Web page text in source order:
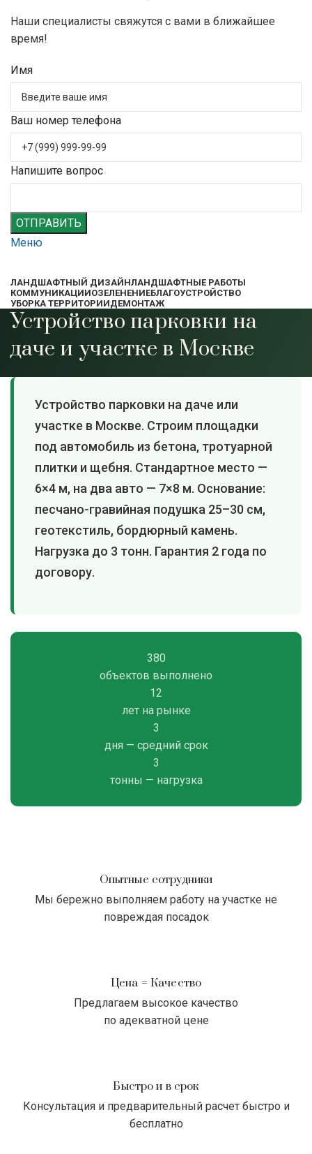
Наши специалисты свяжутся с вами в ближайшее
время!
Имя
Ваш номер телефона
Напишите вопрос
ОТПРАВИТЬ
Меню
ЛАНДШАФТНЫЙ ДИЗАЙНЛАНДШАФТНЫЕ РАБОТЫ
КОММУНИКАЦИИОЗЕЛЕНЕНИЕБЛАГОУСТРОЙСТВО
УБОРКА ТЕРРИТОРИИДЕМОНТАЖ
Устройство парковки на
даче и участке в Москве
Устройство парковки на даче или
участке в Москве. Строим площадки
под автомобиль из бетона, тротуарной
плитки и щебня. Стандартное место —
6×4 м, на два авто — 7×8 м. Основание:
песчано-гравийная подушка 25–30 см,
геотекстиль, бордюрный камень.
Нагрузка до 3 тонн. Гарантия 2 года по
договору.
380
объектов выполнено
12
лет на рынке
3
дня — средний срок
3
тонны — нагрузка
Опытные сотрудники
Мы бережно выполняем работу на участке не
повреждая посадок
Цена = Качество
Предлагаем высокое качество
по адекватной цене
Быстро и в срок
Консультация и предварительный расчет быстро и
бесплатно